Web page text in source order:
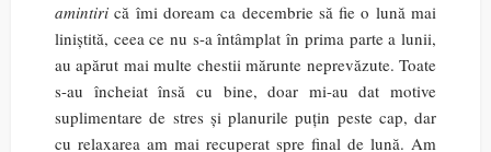
amintiri că îmi doream ca decembrie să fie o lună mai
liniștită, ceea ce nu s-a întâmplat în prima parte a lunii,
au apărut mai multe chestii mărunte neprevăzute. Toate
s-au încheiat însă cu bine, doar mi-au dat motive
suplimentare de stres și planurile puțin peste cap, dar
cu relaxarea am mai recuperat spre final de lună. Am